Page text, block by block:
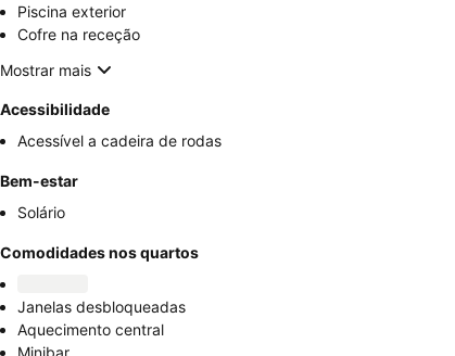
Piscina exterior
Cofre na receção
Mostrar mais
Acessibilidade
Acessível a cadeira de rodas
Bem-estar
Solário
Comodidades nos quartos
Janelas desbloqueadas
Aquecimento central